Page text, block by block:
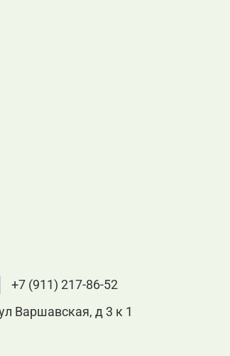
+7 (911) 217-86-52
Варшавская, д 3 к 1